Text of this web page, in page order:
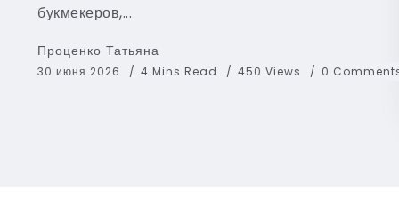
букмекеров,...
Проценко Татьяна
30 июня 2026 4 Mins Read 450 Views 0